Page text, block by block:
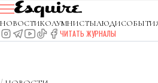
НОВОСТИКОЛУМНИСТЫЛЮДИ
ЧИТАТЬ ЖУРНАЛЫ